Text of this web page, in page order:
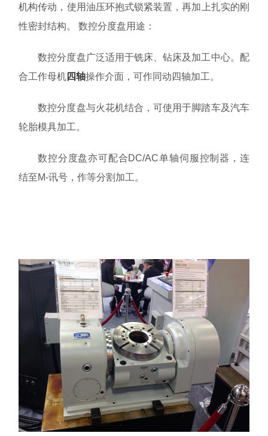
关于我们
机构传动，使用油压环抱式锁紧装置，再加上扎实的刚
性密封结构。 数控分度盘用途：
数控分度盘广泛适用于铣床、钻床及加工中心。配
合工作母机四轴操作介面，可作同动四轴加工。
数控分度盘与火花机结合，可使用于脚踏车及汽车
轮胎模具加工。
数控分度盘亦可配合DC/AC单轴伺服控制器，连
结至M-讯号，作等分割加工。